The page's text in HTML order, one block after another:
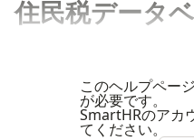
住民税データ
このヘルプペー
が必要です。
SmartHRのアカ
てください。